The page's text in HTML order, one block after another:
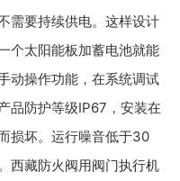
需要持续供电。这样设计
个太阳能板加蓄电池就能
动操作功能，在系统调试
品防护等级IP67，安装在
损坏。运行噪音低于30
西藏防火阀用阀门执行机